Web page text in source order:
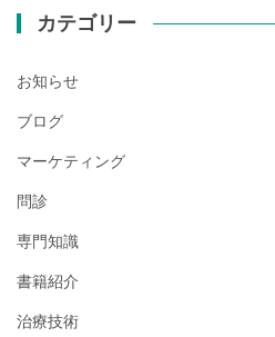
カテゴリー
お知らせ
ブログ
マーケティング
問診
専門知識
書籍紹介
治療技術